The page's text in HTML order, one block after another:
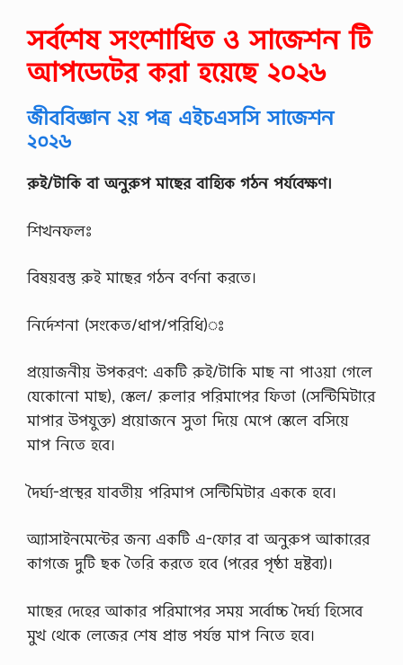
সর্বশেষ সংশোধিত ও সাজেশন টি
আপডেটের করা হয়েছে ২০২৬
জীববিজ্ঞান ২য় পত্র এইচএসসি সাজেশন
২০২৬
রুই/টাকি বা অনুরুপ মাছের বাহ্যিক গঠন পর্যবেক্ষণ।
শিখনফলঃ
বিষয়বস্তু রুই মাছের গঠন বর্ণনা করতে।
নির্দেশনা (সংকেত/ধাপ/পরিধি)ঃ
প্রয়ােজনীয় উপকরণ: একটি রুই/টাকি মাছ না পাওয়া গেলে
যেকোনাে মাছ), স্কেল/ রুলার পরিমাপের ফিতা (সেন্টিমিটারে
মাপার উপযুক্ত) প্রয়ােজনে সুতা দিয়ে মেপে স্কেলে বসিয়ে
মাপ নিতে হবে।
দৈর্ঘ্য-প্রস্থের যাবতীয় পরিমাপ সেন্টিমিটার এককে হবে।
অ্যাসাইনমেন্টের জন্য একটি এ-ফোর বা অনুরুপ আকারের
কাগজে দুটি ছক তৈরি করতে হবে (পরের পৃষ্ঠা দ্রষ্টব্য)।
মাছের দেহের আকার পরিমাপের সময় সর্বোচ্চ দৈর্ঘ্য হিসেবে
মুখ থেকে লেজের শেষ প্রান্ত পর্যন্ত মাপ নিতে হবে।